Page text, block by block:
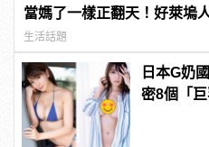
當媽了一樣正翻天！好萊塢
生活話題
日本G奶
密8個「